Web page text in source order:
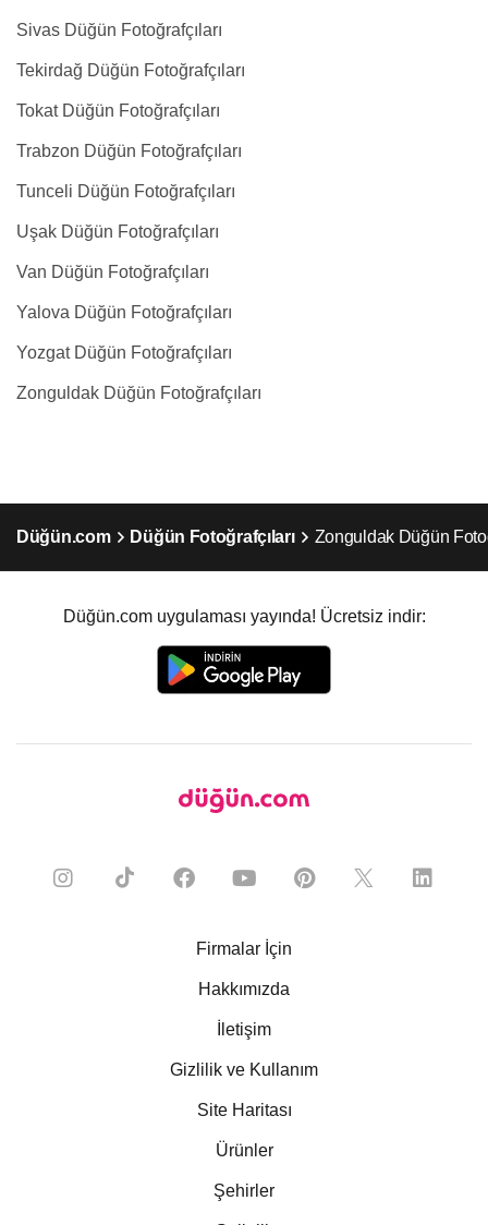
Sivas Düğün Fotoğrafçıları
Tekirdağ Düğün Fotoğrafçıları
Tokat Düğün Fotoğrafçıları
Trabzon Düğün Fotoğrafçıları
Tunceli Düğün Fotoğrafçıları
Uşak Düğün Fotoğrafçıları
Van Düğün Fotoğrafçıları
Yalova Düğün Fotoğrafçıları
Yozgat Düğün Fotoğrafçıları
Zonguldak Düğün Fotoğrafçıları
Düğün.com Düğün Fotoğrafçıları Zonguldak Düğün
Düğün.com uygulaması yayında! Ücretsiz indir:
Firmalar İçin
Hakkımızda
İletişim
Gizlilik ve Kullanım
Site Haritası
Ürünler
Şehirler